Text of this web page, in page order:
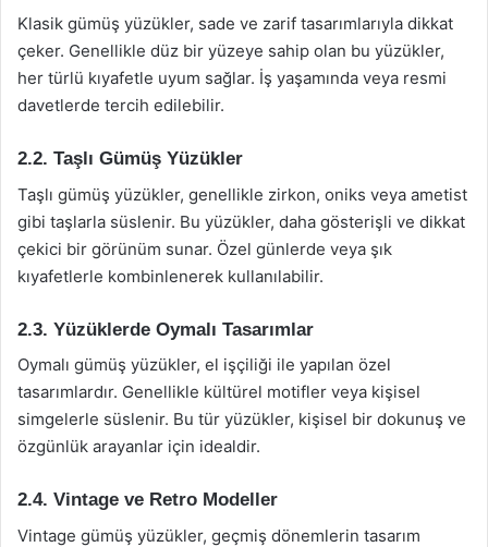
Klasik gümüş yüzükler, sade ve zarif tasarımlarıyla dikkat
çeker. Genellikle düz bir yüzeye sahip olan bu yüzükler,
her türlü kıyafetle uyum sağlar. İş yaşamında veya resmi
davetlerde tercih edilebilir.
2.2. Taşlı Gümüş Yüzükler
Taşlı gümüş yüzükler, genellikle zirkon, oniks veya ametist
gibi taşlarla süslenir. Bu yüzükler, daha gösterişli ve dikkat
çekici bir görünüm sunar. Özel günlerde veya şık
kıyafetlerle kombinlenerek kullanılabilir.
2.3. Yüzüklerde Oymalı Tasarımlar
Oymalı gümüş yüzükler, el işçiliği ile yapılan özel
tasarımlardır. Genellikle kültürel motifler veya kişisel
simgelerle süslenir. Bu tür yüzükler, kişisel bir dokunuş ve
özgünlük arayanlar için idealdir.
2.4. Vintage ve Retro Modeller
Vintage gümüş yüzükler, geçmiş dönemlerin tasarım